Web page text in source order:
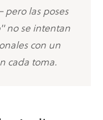
las poses
no se intentan
con un
cada toma.